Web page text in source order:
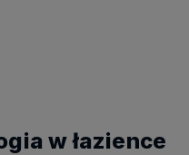
w łazience